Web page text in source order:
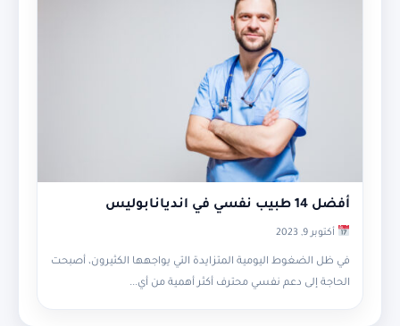
أفضل 14 طبيب نفسي في انديانابوليس
أكتوبر 9, 2023
في ظل الضغوط اليومية المتزايدة التي يواجهها الكثيرون، أصبحت
الحاجة إلى دعم نفسي محترف أكثر أهمية من أي...